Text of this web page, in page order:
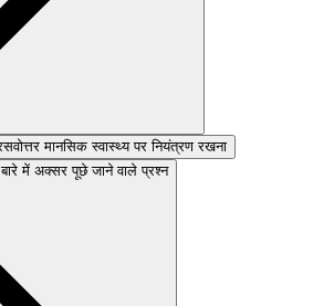
मानसिक स्वास्थ्य पर नियंत्रण रखना
में अक्सर पूछे जाने वाले प्रश्न